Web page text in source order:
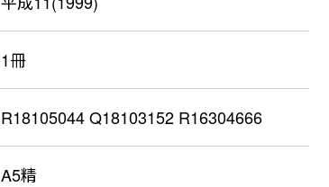
1冊
R18105044 Q18103152 R16304666
A5精